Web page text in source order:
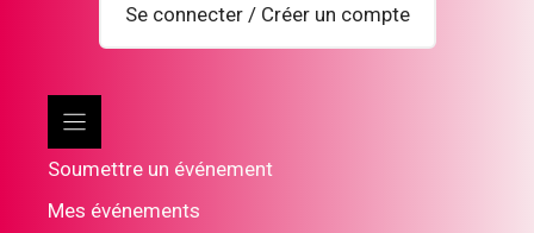
Se connecter / Créer un compte
Soumettre un événement
Mes événements